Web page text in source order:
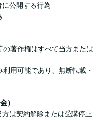
公開する行為
著作権はすべて当方または
用可能であり、無断転載・
）
は契約解除または受講停止